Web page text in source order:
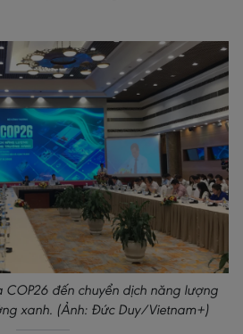
COP26 đến chuyển dịch năng lượng
xanh. (Ảnh: Đức Duy/Vietnam+)